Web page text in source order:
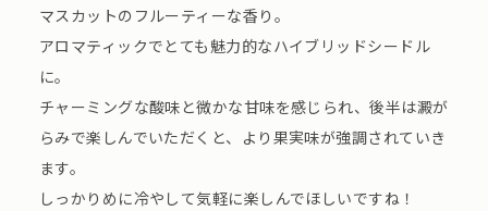
マスカットのフルーティーな香り。
アロマティックでとても魅力的なハイブリッドシードル
に。
チャーミングな酸味と微かな甘味を感じられ、後半は澱が
らみで楽しんでいただくと、より果実味が強調されていき
ます。
しっかりめに冷やして気軽に楽しんでほしいですね！